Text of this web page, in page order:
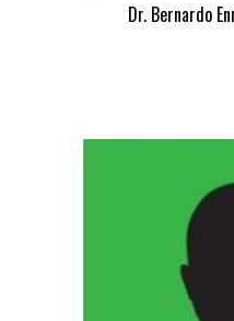
Dr. Bernardo